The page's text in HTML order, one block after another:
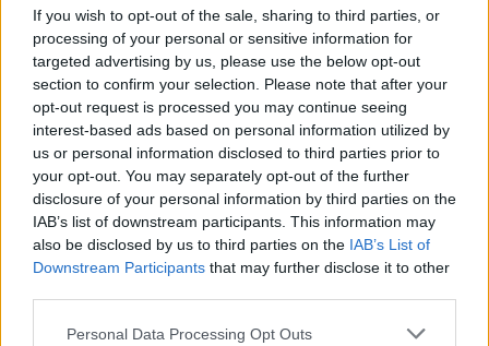
If you wish to opt-out of the sale, sharing to third parties, or
processing of your personal or sensitive information for
targeted advertising by us, please use the below opt-out
section to confirm your selection. Please note that after your
opt-out request is processed you may continue seeing
interest-based ads based on personal information utilized by
us or personal information disclosed to third parties prior to
your opt-out. You may separately opt-out of the further
disclosure of your personal information by third parties on the
IAB’s list of downstream participants. This information may
also be disclosed by us to third parties on the IAB’s List of
Downstream Participants that may further disclose it to other
Please note that this website/app uses one or more Google
Personal Data Processing Opt Outs
kisebb temető nyomaira leltek, amelyek
feltárása során helytörténeti szempontból
fontos, a Tang-dinasztia (618-907) idejéből
származó tárgyakhoz, információkhoz
juthatnak. A munkához már augusztus elején
hozzálátnak.
Forrás:MTI
Kína Történelem Régészet Lavór